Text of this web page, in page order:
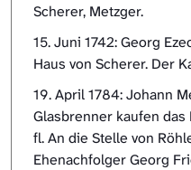
Scherer, Metzger.
15. Juni 1742: Georg
Haus von Scherer. Der
19. April 1784: Johann
Glasbrenner kaufen
fl. An die Stelle von
Ehenachfolger Georg